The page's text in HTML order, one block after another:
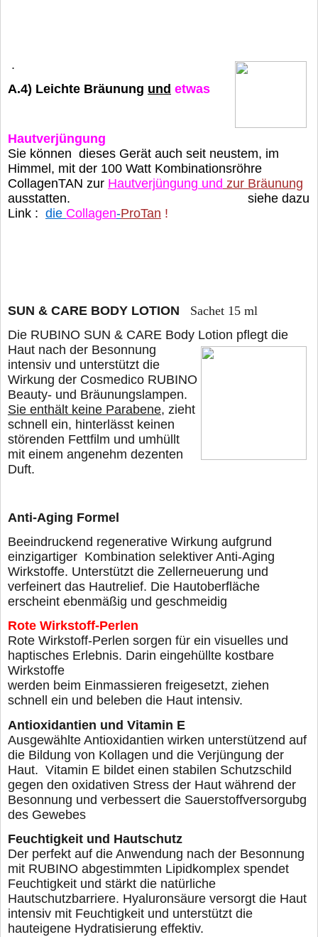
.
A.4) Leichte Bräunung und etwas
Hautverjüngung
Sie können dieses Gerät auch seit neustem, im
Himmel, mit der 100 Watt Kombinationsröhre
CollagenTAN zur Hautverjüngung und zur Bräunung
ausstatten. siehe dazu
Link : die Collagen-ProTan !
SUN & CARE BODY LOTION
Sachet 15 ml
Die RUBINO SUN & CARE Body Lotion pflegt die
Haut nach der Besonnung
intensiv und unterstützt die
Wirkung der Cosmedico RUBINO
Beauty- und Bräunungslampen.
Sie enthält keine Parabene, zieht
schnell ein, hinterlässt keinen
störenden Fettfilm und umhüllt
mit einem angenehm dezenten
Duft.
Anti-Aging Formel
Beeindruckend regenerative Wirkung aufgrund
einzigartiger Kombination selektiver Anti-Aging
Wirkstoffe. Unterstützt die Zellerneuerung und
verfeinert das Hautrelief. Die Hautoberfläche
erscheint ebenmäßig und geschmeidig
Rote Wirkstoff-Perlen
Rote Wirkstoff-Perlen sorgen für ein visuelles und
haptisches Erlebnis. Darin eingehüllte kostbare
Wirkstoffe
werden beim Einmassieren freigesetzt, ziehen
schnell ein und beleben die Haut intensiv.
Antioxidantien und Vitamin E
Ausgewählte Antioxidantien wirken unterstützend auf
die Bildung von Kollagen und die Verjüngung der
Haut. Vitamin E bildet einen stabilen Schutzschild
gegen den oxidativen Stress der Haut während der
Besonnung und verbessert die Sauerstoffversorgubg
des Gewebes
Feuchtigkeit und Hautschutz
Der perfekt auf die Anwendung nach der Besonnung
mit RUBINO abgestimmten Lipidkomplex spendet
Feuchtigkeit und stärkt die natürliche
Hautschutzbarriere. Hyaluronsäure versorgt die Haut
intensiv mit Feuchtigkeit und unterstützt die
hauteigene Hydratisierung effektiv.